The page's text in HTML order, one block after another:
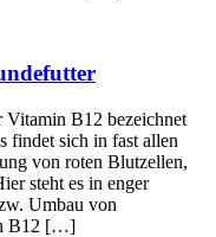
B12 bezeichnet
findet sich in fast allen
von roten Blutzellen,
steht es in enger
Umbau von
B12 […]